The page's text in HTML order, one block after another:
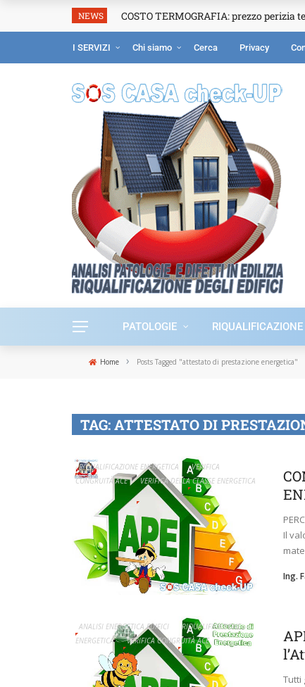
NEWS COSTO TERMOGRAFIA: prezzo perizia
I SERVIZI Chi siamo Cerca Privacy
PATOLOGIE RIQUALIFICAZIONE
Home › Posts Tagged "attestato di prestazione energetica"
TAG:ATTESTATO DI
RIQUALIFICAZIONE ENERGETICA
VERIFICA
CONGRUITÀ ACE
VERIFICA DELLA CLASSE ENERGETICA
Il
Ing.
ANALISI ENERGETICA EDIFICI
RIQUALIFICAZIONE
ENERGETICA
VERIFICA CONGRUITÀ ACE
Tutti